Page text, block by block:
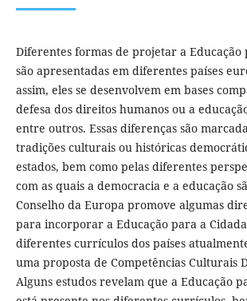
Diferentes formas de projetar a Educação
são apresentadas em diferentes países
assim, eles se desenvolvem em bases
defesa dos direitos humanos ou a
entre outros. Essas diferenças são
tradições culturais ou históricas
estados, bem como pelas diferentes
com as quais a democracia e a educação
Conselho da Europa promove algumas
para incorporar a Educação para a
diferentes currículos dos países
uma proposta de Competências Culturais
Alguns estudos revelam que a Educação